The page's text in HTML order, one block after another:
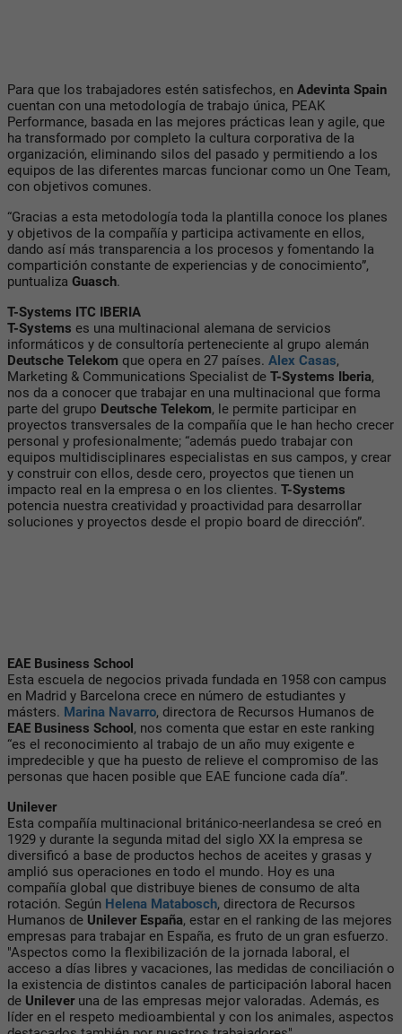
Para que los trabajadores estén satisfechos, en Adevinta Spain
cuentan con una metodología de trabajo única, PEAK
Performance, basada en las mejores prácticas lean y agile, que
ha transformado por completo la cultura corporativa de la
organización, eliminando silos del pasado y permitiendo a los
equipos de las diferentes marcas funcionar como un One Team,
con objetivos comunes.
“Gracias a esta metodología toda la plantilla conoce los planes
y objetivos de la compañía y participa activamente en ellos,
dando así más transparencia a los procesos y fomentando la
compartición constante de experiencias y de conocimiento”,
puntualiza Guasch.
T-Systems ITC IBERIA
T-Systems es una multinacional alemana de servicios
informáticos y de consultoría perteneciente al grupo alemán
Deutsche Telekom que opera en 27 países. Alex Casas,
Marketing & Communications Specialist de T-Systems Iberia,
nos da a conocer que trabajar en una multinacional que forma
parte del grupo Deutsche Telekom, le permite participar en
proyectos transversales de la compañía que le han hecho crecer
personal y profesionalmente; “además puedo trabajar con
equipos multidisciplinares especialistas en sus campos, y crear
y construir con ellos, desde cero, proyectos que tienen un
impacto real en la empresa o en los clientes. T-Systems
potencia nuestra creatividad y proactividad para desarrollar
soluciones y proyectos desde el propio board de dirección”.
EAE Business School
Esta escuela de negocios privada fundada en 1958 con campus
en Madrid y Barcelona crece en número de estudiantes y
másters. Marina Navarro, directora de Recursos Humanos de
EAE Business School, nos comenta que estar en este ranking
“es el reconocimiento al trabajo de un año muy exigente e
impredecible y que ha puesto de relieve el compromiso de las
personas que hacen posible que EAE funcione cada día”.
Unilever
Esta compañía multinacional británico-neerlandesa se creó en
1929 y durante la segunda mitad del siglo XX la empresa se
diversificó a base de productos hechos de aceites y grasas y
amplió sus operaciones en todo el mundo. Hoy es una
compañía global que distribuye bienes de consumo de alta
rotación. Según Helena Matabosch, directora de Recursos
Humanos de Unilever España, estar en el ranking de las mejores
empresas para trabajar en España, es fruto de un gran esfuerzo.
"Aspectos como la flexibilización de la jornada laboral, el
acceso a días libres y vacaciones, las medidas de conciliación o
la existencia de distintos canales de participación laboral hacen
de Unilever una de las empresas mejor valoradas. Además, es
líder en el respeto medioambiental y con los animales, aspectos